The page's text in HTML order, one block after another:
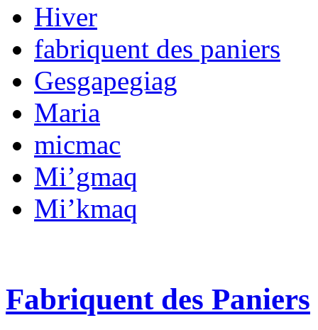
Hiver
fabriquent des paniers
Gesgapegiag
Maria
micmac
Mi’gmaq
Mi’kmaq
Fabriquent des Paniers